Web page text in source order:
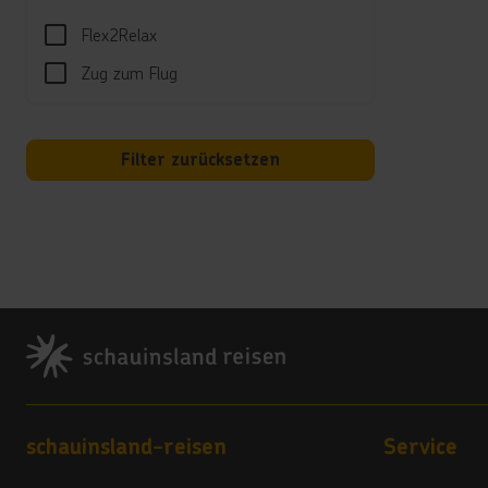
Flex2Relax
Zug zum Flug
Filter zurücksetzen
Das
Footer
Footer navigation
schauinsland-reisen Service